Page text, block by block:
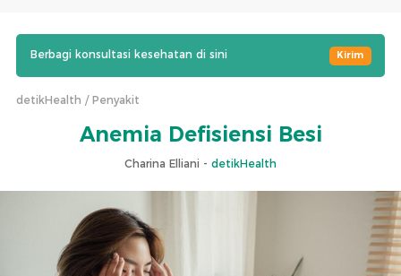
Berbagi konsultasi kesehatan di sini Kirim
detikHealth Penyakit
Anemia Defisiensi Besi
Charina Elliani - detikHealth